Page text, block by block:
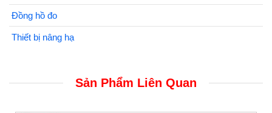
Đồng hồ đo
Thiết bị nâng hạ
Sản Phẩm Liên Quan